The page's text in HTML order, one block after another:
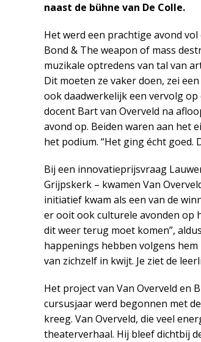
naast de bühne van De Colle.
Het werd een prachtige avond
Bond & The weapon of mass
muzikale optredens van tal van
Dit moeten ze vaker doen, zei
ook daadwerkelijk een vervolg
docent Bart van Overveld na
avond op. Beiden waren aan het
het podium. “Het ging écht goed.
Bij een innovatieprijsvraag
Grijpskerk – kwamen Van
initiatief kwam als een van de
er ooit ook culturele avonden op
dit weer terug moet komen”,
happenings hebben volgens
van zichzelf in kwijt. Je ziet de
Het project van Van Overveld en
cursusjaar werd begonnen met
kreeg. Van Overveld, die veel
theaterverhaal. Hij bleef dichtbij